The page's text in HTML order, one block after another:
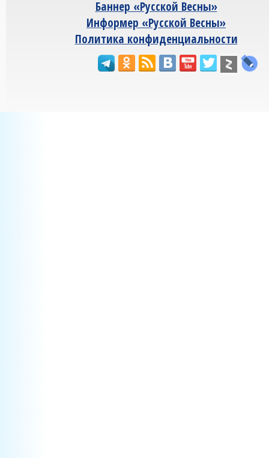
Баннер «Русской Весны»
Информер «Русской Весны»
Политика конфиденциальности